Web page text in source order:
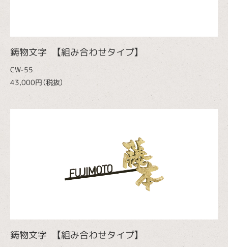
鋳物文字 【組み合わせタイプ】
CW-55
43,000円（税抜）
鋳物文字 【組み合わせタイプ】